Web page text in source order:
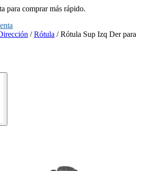
para comprar más rápido.
/Rótula /Rótula Sup Izq Der para